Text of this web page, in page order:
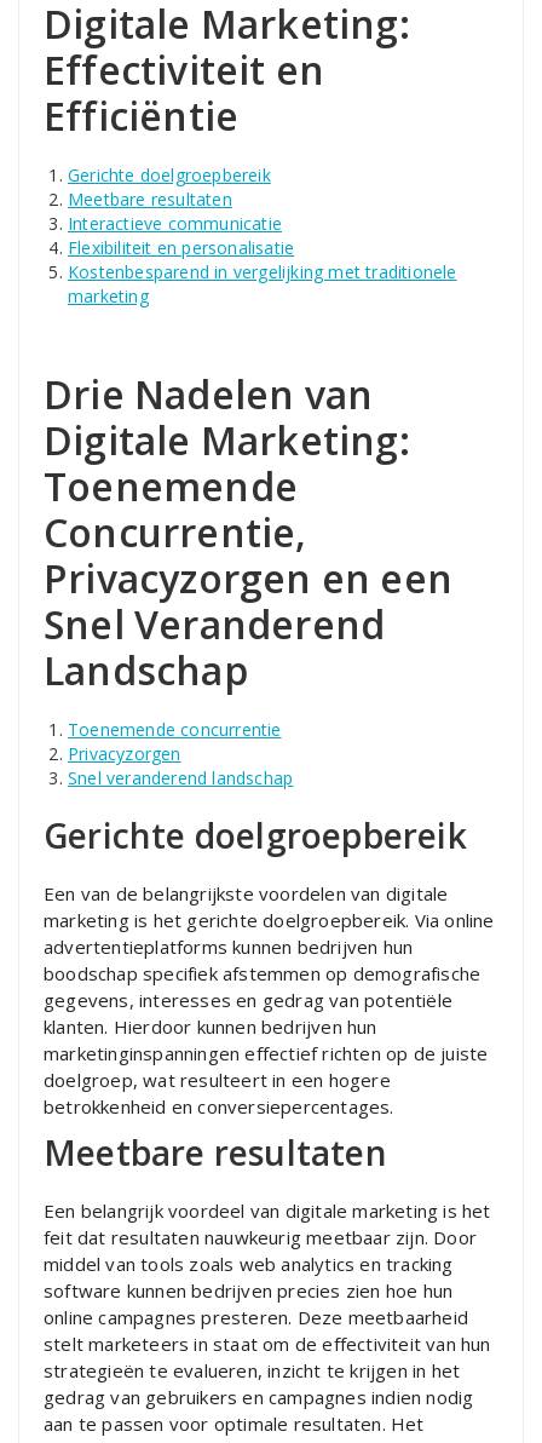
Digitale Marketing:
Effectiviteit en
Efficiëntie
Gerichte doelgroepbereik
Meetbare resultaten
Interactieve communicatie
Flexibiliteit en personalisatie
Kostenbesparend in vergelijking met traditionele
marketing
Drie Nadelen van
Digitale Marketing:
Toenemende
Concurrentie,
Privacyzorgen en een
Snel Veranderend
Landschap
Toenemende concurrentie
Privacyzorgen
Snel veranderend landschap
Gerichte doelgroepbereik
Een van de belangrijkste voordelen van digitale
marketing is het gerichte doelgroepbereik. Via online
advertentieplatforms kunnen bedrijven hun
boodschap specifiek afstemmen op demografische
gegevens, interesses en gedrag van potentiële
klanten. Hierdoor kunnen bedrijven hun
marketinginspanningen effectief richten op de juiste
doelgroep, wat resulteert in een hogere
betrokkenheid en conversiepercentages.
Meetbare resultaten
Een belangrijk voordeel van digitale marketing is het
feit dat resultaten nauwkeurig meetbaar zijn. Door
middel van tools zoals web analytics en tracking
software kunnen bedrijven precies zien hoe hun
online campagnes presteren. Deze meetbaarheid
stelt marketeers in staat om de effectiviteit van hun
strategieën te evalueren, inzicht te krijgen in het
gedrag van gebruikers en campagnes indien nodig
aan te passen voor optimale resultaten. Het